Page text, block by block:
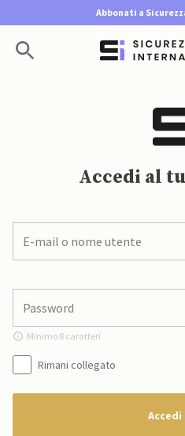
Abbonati a
Accedi al
Minimo 8 caratteri
Rimani collegato
Accedi